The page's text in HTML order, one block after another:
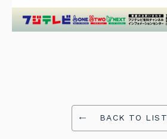
BACK TO LIST